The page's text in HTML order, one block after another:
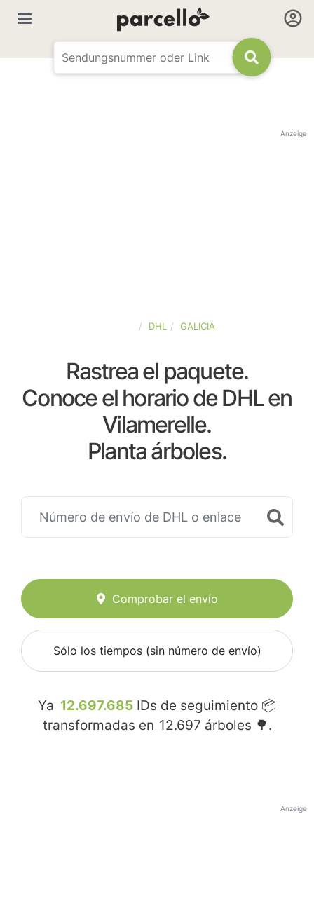
Anzeige
DHL GALICIA
Rastrea el paquete.
Conoce el horario de DHL en
Vilamerelle.
Planta árboles.
Comprobar el envío
Sólo los tiempos (sin número de envío)
Ya 12.697.685 IDs de seguimiento 📦
transformadas en 12.697 árboles 🌳.
Anzeige